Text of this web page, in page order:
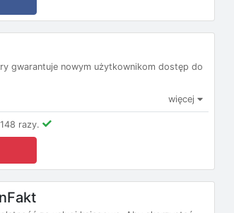
gwarantuje nowym użytkownikom dostęp do
więcej
razy.